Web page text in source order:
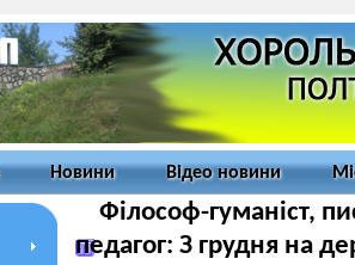
Новини Відео новини
Філософ-гуманіст,
педагог: З грудня на